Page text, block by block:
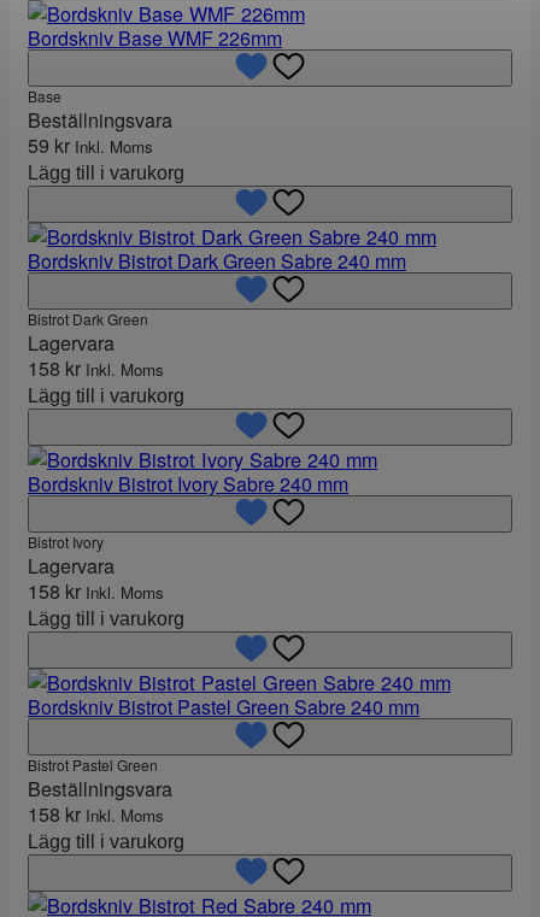
Bordskniv Base WMF 226mm
Base
Beställningsvara
59 kr Inkl. Moms
Lägg till i varukorg
Bordskniv Bistrot Dark Green Sabre 240 mm
Bistrot Dark Green
Lagervara
158 kr Inkl. Moms
Lägg till i varukorg
Bordskniv Bistrot Ivory Sabre 240 mm
Bistrot Ivory
Lagervara
158 kr Inkl. Moms
Lägg till i varukorg
Bordskniv Bistrot Pastel Green Sabre 240 mm
Bistrot Pastel Green
Beställningsvara
158 kr Inkl. Moms
Lägg till i varukorg